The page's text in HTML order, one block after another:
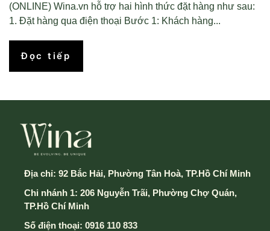
(ONLINE) Wina.vn hỗ trợ hai hình thức đặt hàng như sau:
1. Đặt hàng qua điện thoại Bước 1: Khách hàng...
Đọc tiếp
Địa chỉ: 92 Bắc Hải, Phường Tân Hoà, TP.Hồ Chí Minh
Chi nhánh 1: 206 Nguyễn Trãi, Phường Chợ Quán,
TP.Hồ Chí Minh
Số điện thoại: 0916 110 833